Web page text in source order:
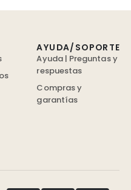
AYUDA/SOPORTE
Ayuda | Preguntas y
respuestas
Compras y
garantías